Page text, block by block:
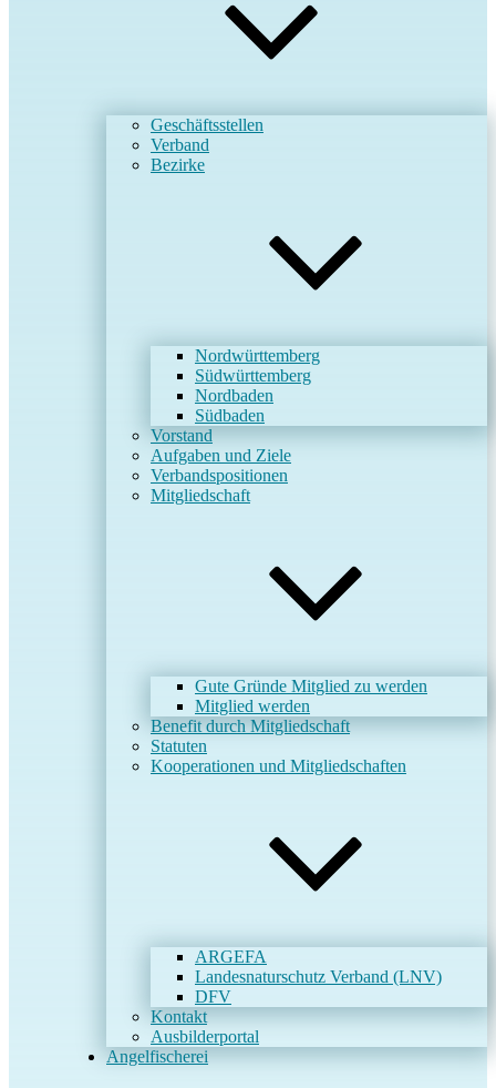
Geschäftsstellen
Verband
Bezirke
Nordwürttemberg
Südwürttemberg
Nordbaden
Südbaden
Vorstand
Aufgaben und Ziele
Verbandspositionen
Mitgliedschaft
Gute Gründe Mitglied zu werden
Mitglied werden
Benefit durch Mitgliedschaft
Statuten
Kooperationen und Mitgliedschaften
ARGEFA
Landesnaturschutz Verband (LNV)
DFV
Kontakt
Ausbilderportal
Angelfischerei